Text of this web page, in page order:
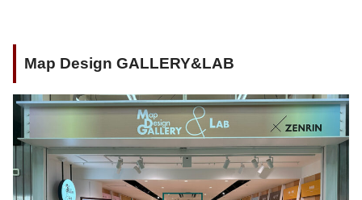
Map Design GALLERY&LAB